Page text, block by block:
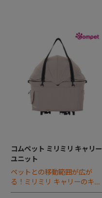
コムペット ミリミリ キャリー
ユニット
ペットとの移動範囲が広が
る！ミリミリ キャリーのキャ
リー部単品が登場！